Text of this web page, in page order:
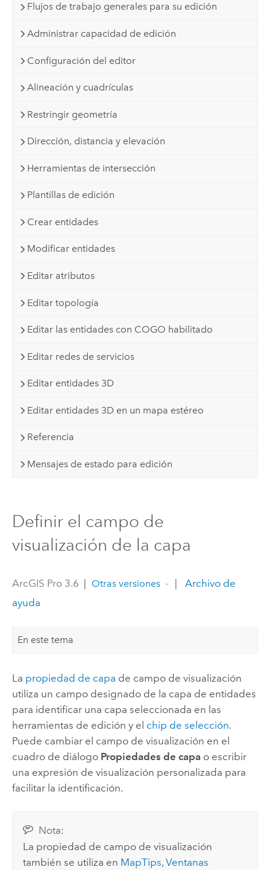
Flujos de trabajo generales para su edición
Administrar capacidad de edición
Configuración del editor
Alineación y cuadrículas
Restringir geometría
Dirección, distancia y elevación
Herramientas de intersección
Plantillas de edición
Crear entidades
Modificar entidades
Editar atributos
Editar topología
Editar las entidades con COGO habilitado
Editar redes de servicios
Editar entidades 3D
Editar entidades 3D en un mapa estéreo
Referencia
Mensajes de estado para edición
Definir el campo de
visualización de la capa
ArcGIS Pro 3.6 Otras versiones
Archivo de
ayuda
En este tema
La propiedad de capa de campo de visualización
utiliza un campo designado de la capa de entidades
para identificar una capa seleccionada en las
herramientas de edición y el chip de selección.
Puede cambiar el campo de visualización en el
cuadro de diálogo Propiedades de capao escribir
una expresión de visualización personalizada para
facilitar la identificación.
Nota:
La propiedad de campo de visualización
también se utiliza en MapTips,Ventanas